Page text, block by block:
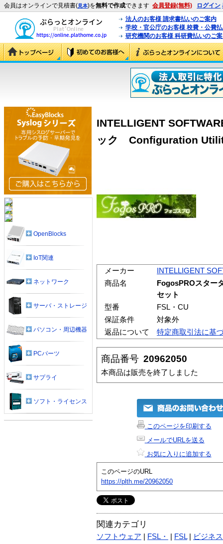
会員はオンラインで見積書(見本)を無料で作成できます 会員登録(無料) ログイン
法人のお客様 請求書払いのご案内
学校・官公庁のお客様 校費・公費
研究機関のお客様 科研費払いのご
INTELLIGENT
ック Configuration
メーカー
INTELLIGENT
商品名
FogosPROスタ
セット
型番
FSL・CU
保証条件
対象外
返品について
特定商取引法に基
商品番号 20962050
本商品は販売を終了しました
このページを印刷する
メールでURLを送る
お気に入りに追加する
このページのURL
https://plth.me/20962050
関連カテゴリ
ソフトウェア FSL・ FSL| ビジネス
OpenBlocks
IoT関連
ネットワーク
サーバ・ストレージ
パソコン・周辺機器
PCパーツ
サプライ
ソフト・ライセンス